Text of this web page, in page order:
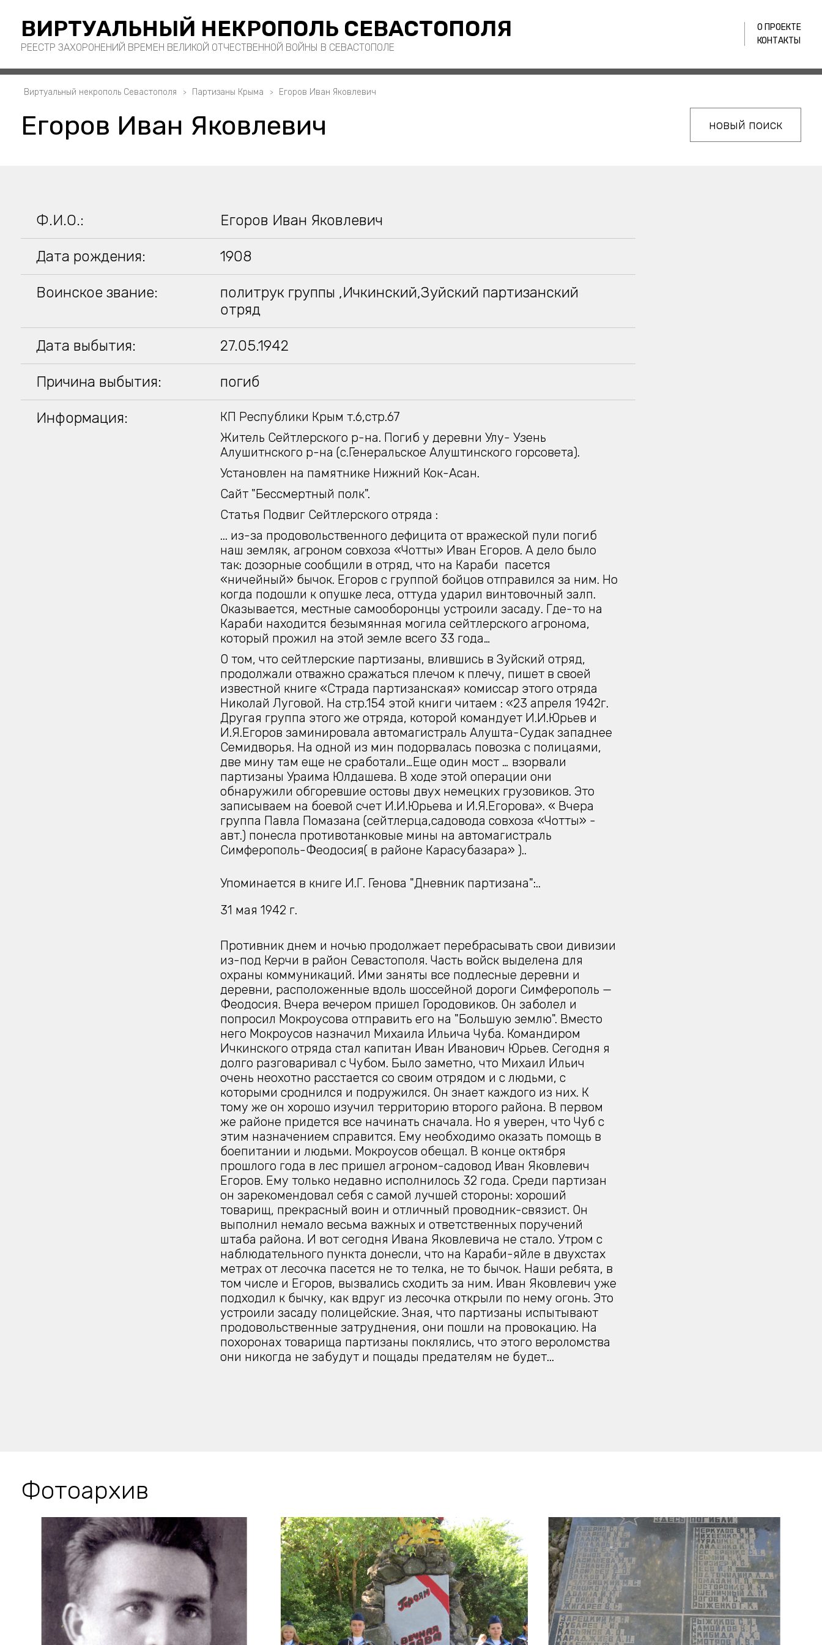
ВИРТУАЛЬНЫЙ НЕКРОПОЛЬ СЕВАСТОПОЛЯ
РЕЕСТР ЗАХОРОНЕНИЙ ВРЕМЕН ВЕЛИКОЙ ОТЧЕСТВЕННОЙ ВОЙНЫ В СЕВАСТОПОЛЕ
О ПРОЕКТЕ
КОНТАКТЫ
Виртуальный некрополь Севастополя Партизаны Крыма Егоров Иван Яковлевич
Егоров Иван Яковлевич новый поиск
Ф.И.О.: Егоров Иван Яковлевич
Дата рождения: 1908
Воинское звание:
политрук группы ,Ичкинский,Зуйский партизанский
отряд
Дата выбытия: 27.05.1942
Причина выбытия: погиб
Информация:
КП Республики Крым т.6,стр.67
Житель Сейтлерского р-на. Погиб у деревни Улу- Узень
Алушитнского р-на (с.Генеральское Алуштинского горсовета).
Установлен на памятнике Нижний Кок-Асан.
Сайт "Бессмертный полк".
Статья Подвиг Сейтлерского отряда :
... из-за продовольственного дефицита от вражеской пули погиб
наш земляк, агроном совхоза «Чотты» Иван Егоров. А дело было
так: дозорные сообщили в отряд, что на Караби пасется
«ничейный» бычок. Егоров с группой бойцов отправился за ним. Но
когда подошли к опушке леса, оттуда ударил винтовочный залп.
Оказывается, местные самооборонцы устроили засаду. Где-то на
Караби находится безымянная могила сейтлерского агронома,
который прожил на этой земле всего 33 года…
О том, что сейтлерские партизаны, влившись в Зуйский отряд,
продолжали отважно сражаться плечом к плечу, пишет в своей
известной книге «Страда партизанская» комиссар этого отряда
Николай Луговой. На стр.154 этой книги читаем : «23 апреля 1942г.
Другая группа этого же отряда, которой командует И.И.Юрьев и
И.Я.Егоров заминировала автомагистраль Алушта-Судак западнее
Семидворья. На одной из мин подорвалась повозка с полицаями,
две мину там еще не сработали…Еще один мост … взорвали
партизаны Ураима Юлдашева. В ходе этой операции они
обнаружили обгоревшие остовы двух немецких грузовиков. Это
записываем на боевой счет И.И.Юрьева и И.Я.Егорова». « Вчера
группа Павла Помазана (сейтлерца,садовода совхоза «Чотты» -
авт.) понесла противотанковые мины на автомагистраль
Симферополь-Феодосия( в районе Карасубазара» )..
Упоминается в книге И.Г. Генова "Дневник партизана":..
31 мая 1942 г.
Противник днем и ночью продолжает перебрасывать свои дивизии
из-под Керчи в район Севастополя. Часть войск выделена для
охраны коммуникаций. Ими заняты все подлесные деревни и
деревни, расположенные вдоль шоссейной дороги Симферополь —
Феодосия. Вчера вечером пришел Городовиков. Он заболел и
попросил Мокроусова отправить его на "Большую землю". Вместо
него Мокроусов назначил Михаила Ильича Чуба. Командиром
Ичкинского отряда стал капитан Иван Иванович Юрьев. Сегодня я
долго разговаривал с Чубом. Было заметно, что Михаил Ильич
очень неохотно расстается со своим отрядом и с людьми, с
которыми сроднился и подружился. Он знает каждого из них. К
тому же он хорошо изучил территорию второго района. В первом
же районе придется все начинать сначала. Но я уверен, что Чуб с
этим назначением справится. Ему необходимо оказать помощь в
боепитании и людьми. Мокроусов обещал. В конце октября
прошлого года в лес пришел агроном-садовод Иван Яковлевич
Егоров. Ему только недавно исполнилось 32 года. Среди партизан
он зарекомендовал себя с самой лучшей стороны: хороший
товарищ, прекрасный воин и отличный проводник-связист. Он
выполнил немало весьма важных и ответственных поручений
штаба района. И вот сегодня Ивана Яковлевича не стало. Утром с
наблюдательного пункта донесли, что на Караби-яйле в двухстах
метрах от лесочка пасется не то телка, не то бычок. Наши ребята, в
том числе и Егоров, вызвались сходить за ним. Иван Яковлевич уже
подходил к бычку, как вдруг из лесочка открыли по нему огонь. Это
устроили засаду полицейские. Зная, что партизаны испытывают
продовольственные затруднения, они пошли на провокацию. На
похоронах товарища партизаны поклялись, что этого вероломства
они никогда не забудут и пощады предателям не будет...
Фотоархив